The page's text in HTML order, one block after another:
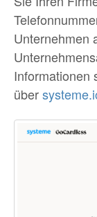
Unternehmen
Informationen
über